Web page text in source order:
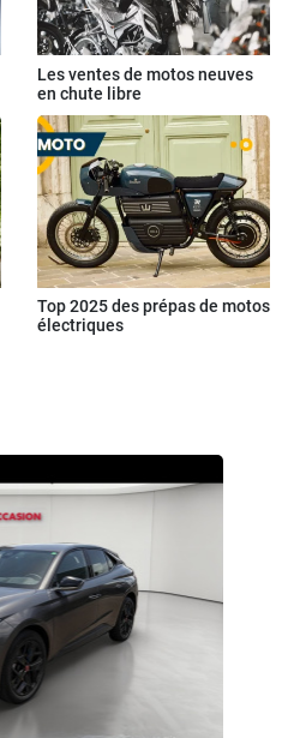
Les ventes de motos neuves
en chute libre
Top 2025 des prépas de motos
électriques